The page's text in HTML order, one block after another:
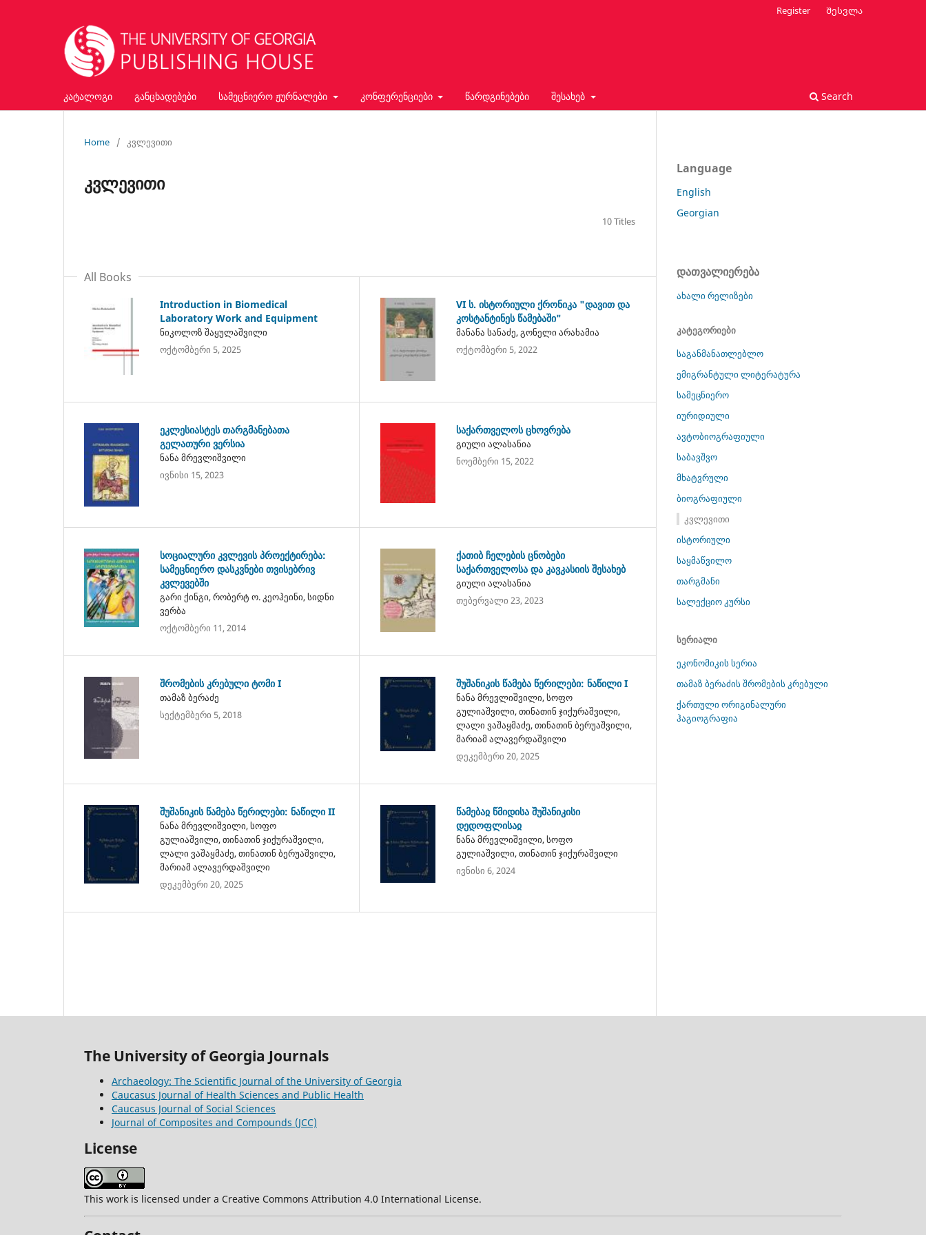
კატალოგი განცხადებები სამეცნიერო ჟურნალები კონფერენციები წარდგინებები შესახებ Search
Register Შესვლა
Home / კვლევითი
კვლევითი
10 Titles
All Books
Introduction in Biomedical
Laboratory Work and Equipment
ნიკოლოზ შაყულაშვილი
ოქტომბერი 5, 2025
VI ს. ისტორიული ქრონიკა "დავით და
კოსტანტინეს წამებაში"
მანანა სანაძე, გონელი არახამია
ოქტომბერი 5, 2022
ეკლესიასტეს თარგმანებათა
გელათური ვერსია
ნანა მრევლიშვილი
ივნისი 15, 2023
საქართველოს ცხოვრება
გიული ალასანია
ნოემბერი 15, 2022
სოციალური კვლევის პროექტირება:
სამეცნიერო დასკვნები თვისებრივ
კვლევებში
გარი ქინგი, რობერტ ო. კეოჰეინი, სიდნი
ვერბა
ოქტომბერი 11, 2014
ქათიბ ჩელების ცნობები
საქართველოსა და კავკასიის შესახებ
გიული ალასანია
თებერვალი 23, 2023
შრომების კრებული ტომი I
თამაზ ბერაძე
სექტემბერი 5, 2018
შუშანიკის წამება წერილები: ნაწილი I
ნანა მრევლიშვილი, სოფო
გულიაშვილი, თინათინ ჯიქურაშვილი,
ლალი ვაშაყმაძე, თინათინ ბერუაშვილი,
მარიამ ალავერდაშვილი
დეკემბერი 20, 2025
შუშანიკის წამება წერილები: ნაწილი II
ნანა მრევლიშვილი, სოფო
გულიაშვილი, თინათინ ჯიქურაშვილი,
ლალი ვაშაყმაძე, თინათინ ბერუაშვილი,
მარიამ ალავერდაშვილი
დეკემბერი 20, 2025
წამებაჲ წმიდისა შუშანიკისი
დედოფლისაჲ
ნანა მრევლიშვილი, სოფო
გულიაშვილი, თინათინ ჯიქურაშვილი
ივნისი 6, 2024
Language
English
Georgian
დათვალიერება
ახალი რელიზები
კატეგორიები
საგანმანათლებლო
ემიგრანტული ლიტერატურა
სამეცნიერო
იურიდიული
ავტობიოგრაფიული
საბავშვო
მხატვრული
ბიოგრაფიული
კვლევითი
ისტორიული
საყმაწვილო
თარგმანი
სალექციო კურსი
სერიალი
ეკონომიკის სერია
თამაზ ბერაძის შრომების კრებული
ქართული ორიგინალური
ჰაგიოგრაფია
The University of Georgia Journals
Archaeology: The Scientific Journal of the University of Georgia
Caucasus Journal of Health Sciences and Public Health
Caucasus Journal of Social Sciences
Journal of Composites and Compounds (JCC)
License
This work is licensed under a Creative Commons Attribution 4.0 International License.